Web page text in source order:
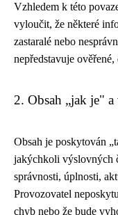
Vzhledem k této
vyloučit, že některé
zastaralé nebo
nepředstavuje
2. Obsah „jak je"
Obsah je poskytován
jakýchkoli výslovných
správnosti, úplnosti,
Provozovatel
chyb nebo že bude